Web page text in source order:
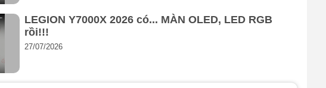
lên đến 255W ở
hiệu năng theo
LEGION Y7000X 2026 có... MÀN OLED, LED RGB
rồi!!!
27/07/2026